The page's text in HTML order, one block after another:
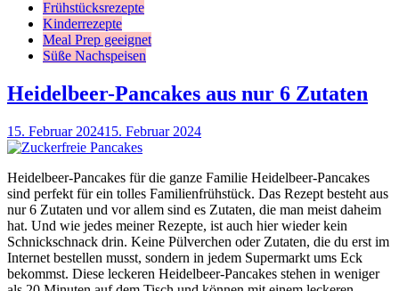
Frühstücksrezepte
Kinderrezepte
Meal Prep geeignet
Süße Nachspeisen
Heidelbeer-Pancakes aus nur 6 Zutaten
15. Februar 202415. Februar 2024
Heidelbeer-Pancakes für die ganze Familie Heidelbeer-Pancakes
sind perfekt für ein tolles Familienfrühstück. Das Rezept besteht aus
nur 6 Zutaten und vor allem sind es Zutaten, die man meist daheim
hat. Und wie jedes meiner Rezepte, ist auch hier wieder kein
Schnickschnack drin. Keine Pülverchen oder Zutaten, die du erst im
Internet bestellen musst, sondern in jedem Supermarkt ums Eck
bekommst. Diese leckeren Heidelbeer-Pancakes stehen in weniger